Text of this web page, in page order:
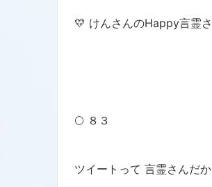
💛 けんさんのHappy言霊
🌕 ８３
ツイートって 言霊さんだ